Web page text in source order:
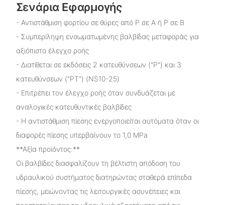
Σενάρια Εφαρμογής
- Αντιστάθμιση φορτίου σε θύρες από P σε A ή P σε B
- Συμπερίληψη ενσωματωμένης βαλβίδας μεταφοράς για
αξιόπιστο έλεγχο ροής
- Διατίθεται σε εκδόσεις 2 κατευθύνσεων ("P") και 3
κατευθύνσεων ("PT") (NS10-25)
- Επιτρέπει τον έλεγχο ροής όταν συνδυάζεται με
αναλογικές κατευθυντικές βαλβίδες
- Η αντιστάθμιση πίεσης ενεργοποιείται αυτόματα όταν οι
διαφορές πίεσης υπερβαίνουν το 1,0 MPa
**Αξία προϊόντος:**
Οι βαλβίδες διασφαλίζουν τη βέλτιστη απόδοση του
υδραυλικού συστήματος διατηρώντας σταθερά επίπεδα
πίεσης, μειώνοντας τις λειτουργικές ασυνέπειες και